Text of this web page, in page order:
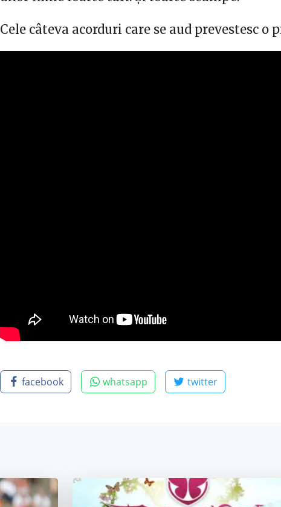
Cele câteva acorduri care se aud prevestesc o
facebook whatsapp twitter